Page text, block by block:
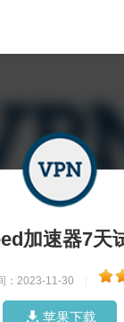
加速器7天
：2023-11-30
苹果下载